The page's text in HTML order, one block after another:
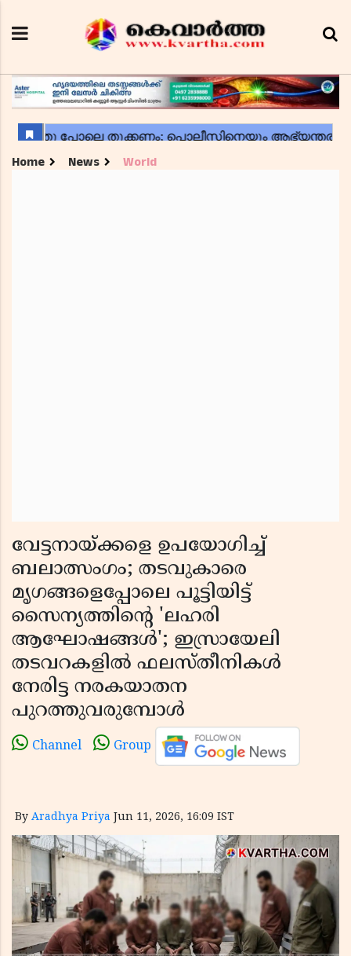
Home News World
വേട്ടനായ്ക്കളെ ഉപയോഗിച്ച്
ബലാത്സംഗം; തടവുകാരെ
മൃഗങ്ങളെപ്പോലെ പൂട്ടിയിട്ട്
സൈന്യത്തിന്റെ 'ലഹരി
ആഘോഷങ്ങൾ'; ഇസ്രായേലി
തടവറകളിൽ ഫലസ്തീനികൾ
നേരിട്ട നരകയാതന
പുറത്തുവരുമ്പോൾ
Channel Group
By Aradhya Priya Jun 11, 2026, 16:09 IST